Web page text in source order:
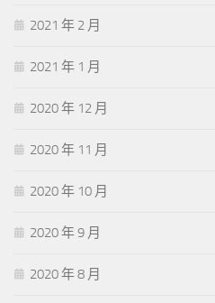
2021 年 2 月
2021 年 1 月
2020 年 12 月
2020 年 11 月
2020 年 10 月
2020 年 9 月
2020 年 8 月